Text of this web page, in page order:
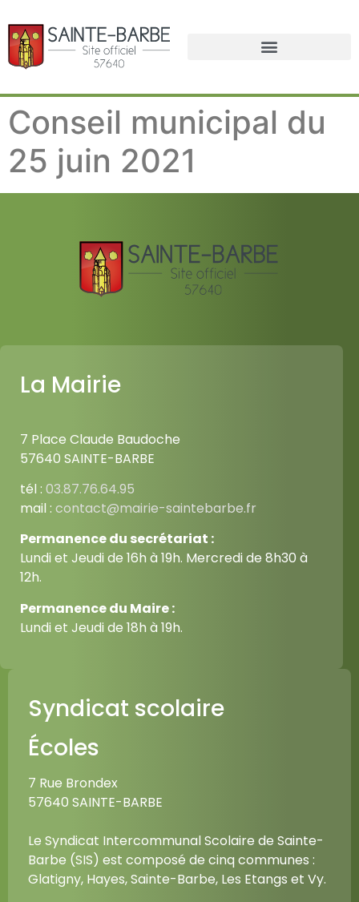
Conseil municipal du
25 juin 2021
La Mairie
7 Place Claude Baudoche
57640 SAINTE-BARBE
tél : 03.87.76.64.95
mail : contact@mairie-saintebarbe.fr
Permanence du secrétariat :
Lundi et Jeudi de 16h à 19h. Mercredi de 8h30 à
12h.
Permanence du Maire :
Lundi et Jeudi de 18h à 19h.
Syndicat scolaire
Écoles
7 Rue Brondex
57640 SAINTE-BARBE
Le Syndicat Intercommunal Scolaire de Sainte-
Barbe (SIS) est composé de cinq communes :
Glatigny, Hayes, Sainte-Barbe, Les Etangs et Vy.